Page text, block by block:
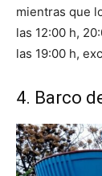
mientras que
las 12:00 h,
las 19:00 h,
4. Barco